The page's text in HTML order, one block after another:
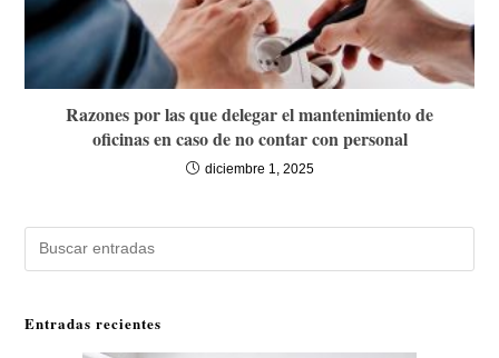
Razones por las que delegar el mantenimiento de
oficinas en caso de no contar con personal
diciembre 1, 2025
Buscar
Entradas recientes